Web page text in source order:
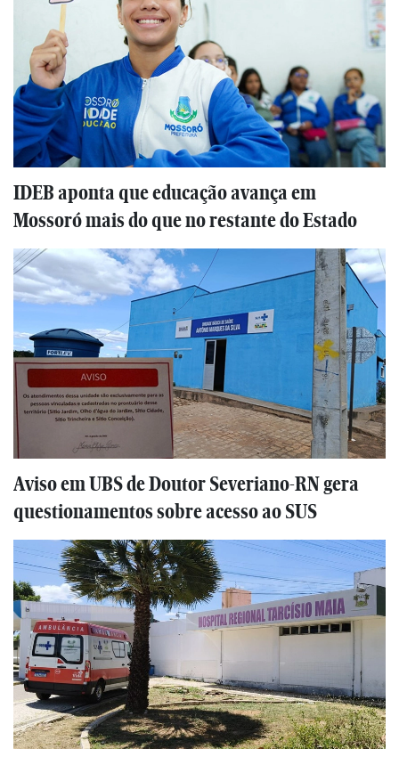
IDEB aponta que educação avança em
Mossoró mais do que no restante do Estado
Aviso em UBS de Doutor Severiano-RN gera
questionamentos sobre acesso ao SUS